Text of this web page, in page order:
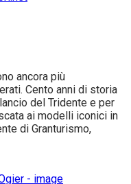
ancora più
Cento anni di storia
del Tridente e per
ai modelli iconici in
di Granturismo,